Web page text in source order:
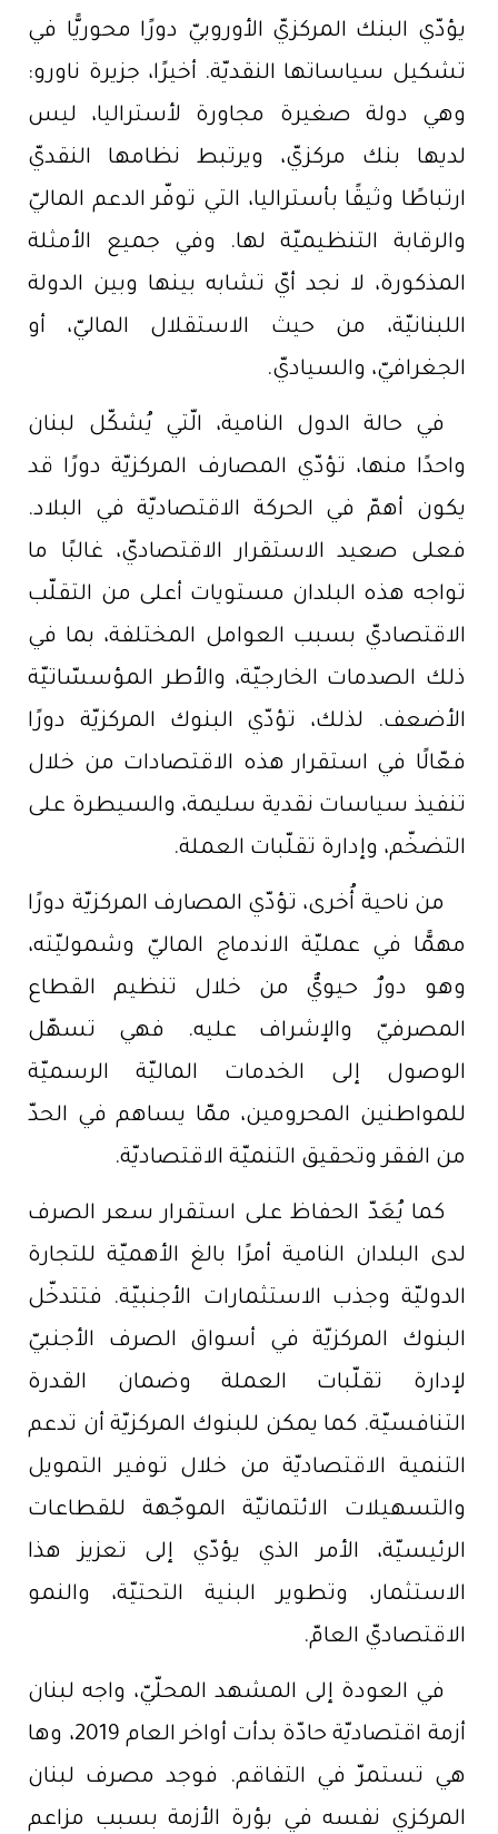
يؤدّي البنك المركزيّ الأوروبيّ دورًا محوريًّا في
تشكيل سياساتها النقديّة. أخيرًا، جزيرة ناورو:
وهي دولة صغيرة مجاورة لأستراليا، ليس
لديها بنك مركزيّ، ويرتبط نظامها النقديّ
ارتباطًا وثيقًا بأستراليا، التي توفّر الدعم الماليّ
والرقابة التنظيميّة لها. وفي جميع الأمثلة
المذكورة، لا نجد أيّ تشابه بينها وبين الدولة
اللبنانيّة، من حيث الاستقلال الماليّ، أو
الجغرافيّ، والسياديّ.
في حالة الدول النامية، الّتي يُشكّل لبنان
واحدًا منها، تؤدّي المصارف المركزيّة دورًا قد
يكون أهمّ في الحركة الاقتصاديّة في البلاد.
فعلى صعيد الاستقرار الاقتصاديّ، غالبًا ما
تواجه هذه البلدان مستويات أعلى من التقلّب
الاقتصاديّ بسبب العوامل المختلفة، بما في
ذلك الصدمات الخارجيّة، والأطر المؤسسّاتيّة
الأضعف. لذلك، تؤدّي البنوك المركزيّة دورًا
فعّالًا في استقرار هذه الاقتصادات من خلال
تنفيذ سياسات نقدية سليمة، والسيطرة على
التضخّم، وإدارة تقلّبات العملة.
من ناحية أُخرى، تؤدّي المصارف المركزيّة دورًا
مهمًّا في عمليّة الاندماج الماليّ وشموليّته،
وهو دورٌ حيويٌّ من خلال تنظيم القطاع
المصرفيّ والإشراف عليه. فهي تسهّل
الوصول إلى الخدمات الماليّة الرسميّة
للمواطنين المحرومين، ممّا يساهم في الحدّ
من الفقر وتحقيق التنميّة الاقتصاديّة.
كما يُعَدّ الحفاظ على استقرار سعر الصرف
لدى البلدان النامية أمرًا بالغ الأهميّة للتجارة
الدوليّة وجذب الاستثمارات الأجنبيّة. فتتدخّل
البنوك المركزيّة في أسواق الصرف الأجنبيّ
لإدارة تقلّبات العملة وضمان القدرة
التنافسيّة. كما يمكن للبنوك المركزيّة أن تدعم
التنمية الاقتصاديّة من خلال توفير التمويل
والتسهيلات الائتمانيّة الموجّهة للقطاعات
الرئيسيّة، الأمر الذي يؤدّي إلى تعزيز هذا
الاستثمار، وتطوير البنية التحتيّة، والنمو
الاقتصاديّ العامّ.
في العودة إلى المشهد المحلّيّ، واجه لبنان
أزمة اقتصاديّة حادّة بدأت أواخر العام 2019، وها
هي تستمرّ في التفاقم. فوجد مصرف لبنان
المركزي نفسه في بؤرة الأزمة بسبب مزاعم